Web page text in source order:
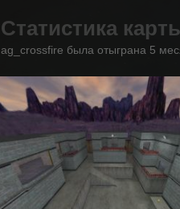
Статистика
ag_crossfire была отыграна 5